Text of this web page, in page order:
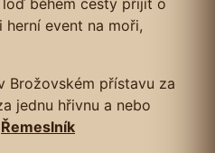
během cesty přijít o
event na moři,
Brožovském přístavu za
jednu hřivnu a nebo
Řemeslník